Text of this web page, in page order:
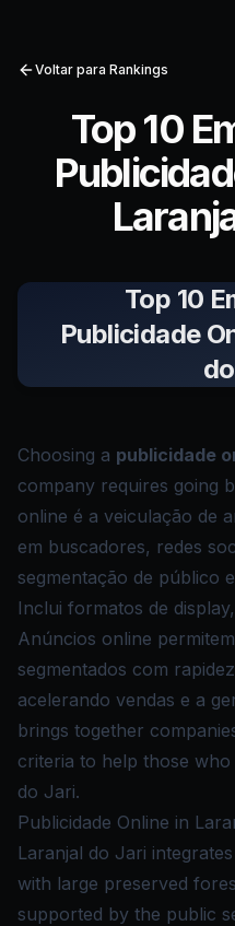
Voltar para Rankings
Top 10
Top 10
Publicidade
Choosing a publicidade
company requires going
online é a veiculação de
em buscadores, redes
segmentação de público
Inclui formatos de
Anúncios online
segmentados com
acelerando vendas e a
brings together
criteria to help those
do Jari.
Publicidade Online in
Laranjal do Jari
with large preserved
supported by the public